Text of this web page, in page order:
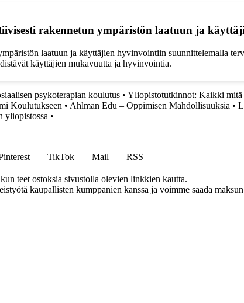
rakennetun ympäristön laatuun ja
laatuun ja käyttäjien hyvinvointiin suunnittelemalla
käyttäjien mukavuutta ja hyvinvointia.
psykoterapian koulutus • Yliopistotutkinnot: Kaikki mitä
Koulutukseen • Ahlman Edu – Oppimisen Mahdollisuuksia •
yliopistossa •
TikTok Mail
RSS
teet ostoksia sivustolla olevien linkkien kautta.
kaupallisten kumppanien kanssa ja voimme saada